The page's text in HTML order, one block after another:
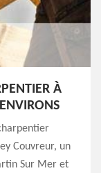
À
Couvreur, un
Sur Mer et